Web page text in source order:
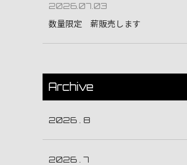
2026.07.03
数量限定 薪販売します
Archive
2026 . 8
2026 . 7